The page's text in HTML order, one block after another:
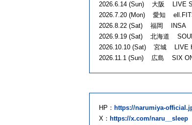
2026.6.14 (Sun) 大阪 LIVE
2026.7.20 (Mon) 愛知
2026.8.22 (Sat) 福岡 INSA
2026.9.19 (Sat) 北海道
2026.10.10 (Sat) 宮城 LIVE
2026.11.1 (Sun) 広島 SIX
HP： https://narumiya-
X： https://x.com/naru__sleep